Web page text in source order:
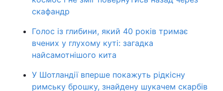
скафандр
Голос із глибини, який 40 років тримає
вчених у глухому куті: загадка
найсамотнішого кита
У Шотландії вперше покажуть рідкісну
римську брошку, знайдену шукачем скарбів